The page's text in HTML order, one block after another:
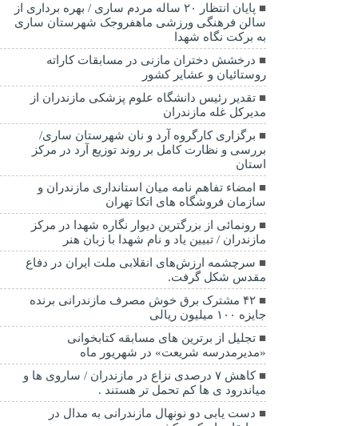
پایان انتظار ۲۰ ساله مردم ساری / بهره برداری از
سالن فرهنگی ورزشی ماهفروجک شهرستان ساری
به برکت نگاه شهدا
درخشش دختران مازنی در مسابقات کاراته
روستائیان و عشایر کشور
تقدیر رئیس دانشگاه علوم پزشکی مازندران از
مدیرکل غله مازندران
برگزاری کارگروه آرد و نان شهرستان ساری/
بررسی و نظارت کامل بر روند توزیع آرد در مرکز
استان
امضاء تفاهم نامه میان استانداری مازندران و
سازمان فروشگاه های اتکا تهران
رونمائی از بزرگترین دیوار نگاره شهدا در مرکز
مازندران / تبیین یاد و نام شهدا با زبان هنر
سرچشمه ارزش‌های انقلابی ملت ایران در دفاع
مقدس شکل گرفت.
۴۲ مشترک برق خوش مصرف مازندرانی برنده
جایزه ۱۰۰ میلیون ریالی
تجلیل از برترین های مسابقه کتابخوانی
«مدیرمدرسه شریعت» در شهریور ماه
کاهش ۷ درصدی نزاع در مازندران / ساروی ها و
میاندرود ی ها کم تحمل تر هستند‌ .
دست یابی دو نونهال مازندرانی به مدال در